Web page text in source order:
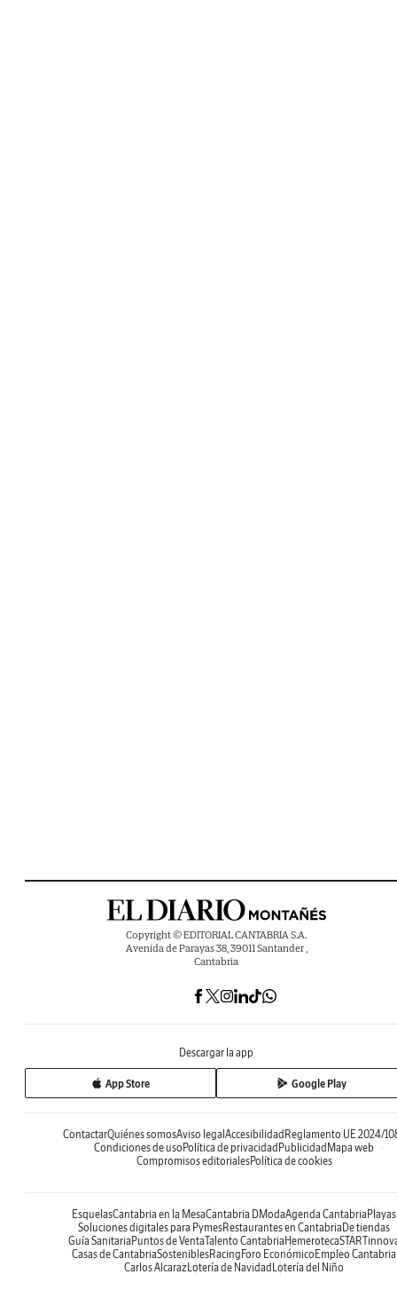
Copyright © EDITORIAL CANTABRIA S.A.
Avenida de Parayas 38, 39011 Santander ,
Cantabria
Descargar la app
App Store Google Play
ContactarQuiénes somosAviso legal Accesibilidad Reglamento UE 2024/
Condiciones de uso Política de privacidad Publicidad Mapa web
Compromisos editorialesPolítica de cookies
EsquelasCantabria en la MesaCantabria DModaAgenda Cantabria Playas
Soluciones digitales para PymesRestaurantes en Cantabria De tiendas
Guía Sanitaria Puntos de VentaTalento Cantabria Hemeroteca
Casas de CantabriaSosteniblesRacing Foro Económico Empleo Cantabria
Carlos AlcarazLotería de Navidad Lotería del Niño